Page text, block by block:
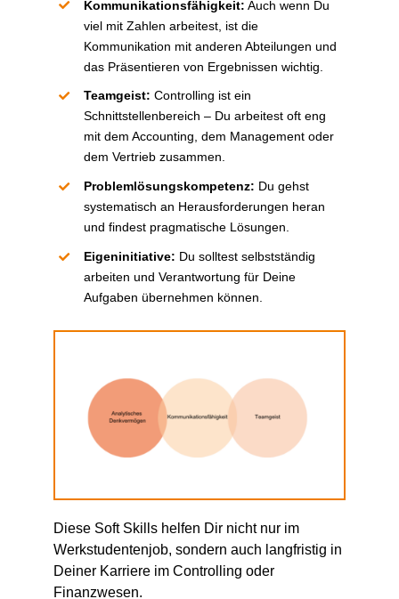
Kommunikationsfähigkeit: Auch wenn Du
viel mit Zahlen arbeitest, ist die
Kommunikation mit anderen Abteilungen und
das Präsentieren von Ergebnissen wichtig.
Teamgeist: Controlling ist ein
Schnittstellenbereich – Du arbeitest oft eng
mit dem Accounting, dem Management oder
dem Vertrieb zusammen.
Problemlösungskompetenz: Du gehst
systematisch an Herausforderungen heran
und findest pragmatische Lösungen.
Eigeninitiative: Du solltest selbstständig
arbeiten und Verantwortung für Deine
Aufgaben übernehmen können.
Diese Soft Skills helfen Dir nicht nur im
Werkstudentenjob, sondern auch langfristig in
Deiner Karriere im Controlling oder
Finanzwesen.